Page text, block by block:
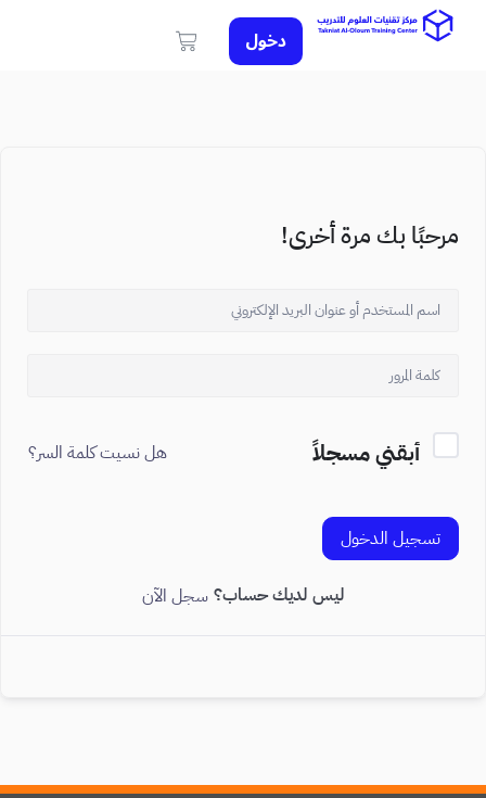
دخول
مرحبًا بك مرة أخرى!
أبقني مسجلاً هل نسيت كلمة السر؟
تسجيل الدخول
ليس لديك حساب؟ سجل الآن